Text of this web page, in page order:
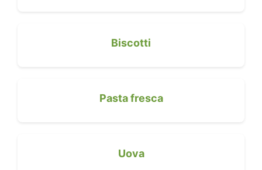
Biscotti
Pasta fresca
Uova